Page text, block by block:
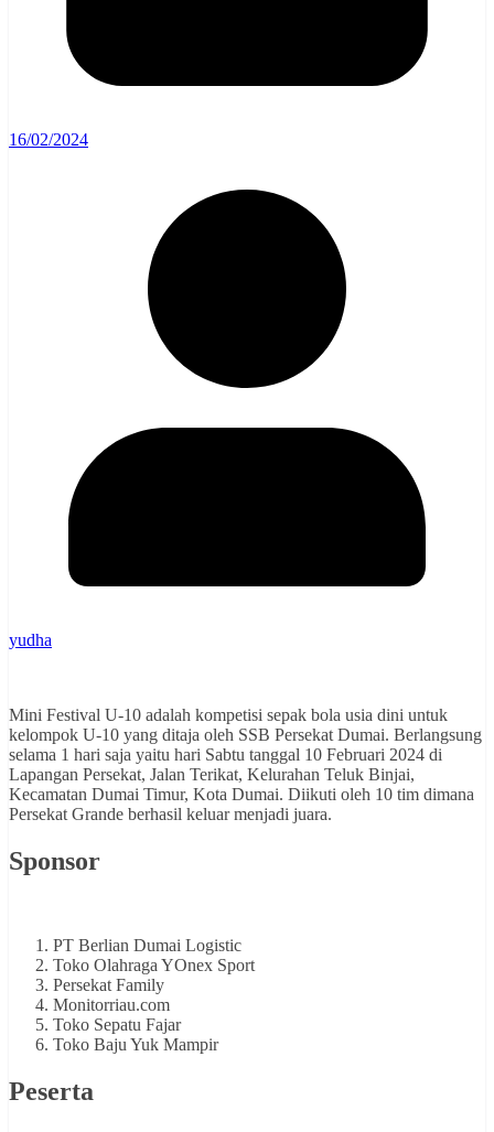
16/02/2024
yudha
Mini Festival U-10 adalah kompetisi sepak bola usia dini untuk
kelompok U-10 yang ditaja oleh SSB Persekat Dumai. Berlangsung
selama 1 hari saja yaitu hari Sabtu tanggal 10 Februari 2024 di
Lapangan Persekat, Jalan Terikat, Kelurahan Teluk Binjai,
Kecamatan Dumai Timur, Kota Dumai. Diikuti oleh 10 tim dimana
Persekat Grande berhasil keluar menjadi juara.
Sponsor
PT Berlian Dumai Logistic
Toko Olahraga YOnex Sport
Persekat Family
Monitorriau.com
Toko Sepatu Fajar
Toko Baju Yuk Mampir
Peserta